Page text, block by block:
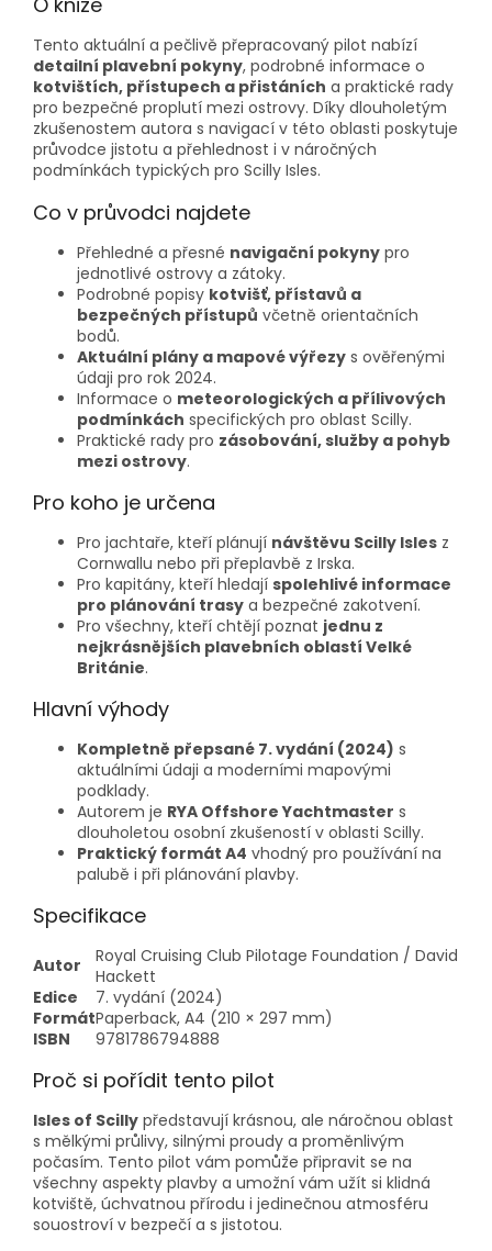
Tento aktuální a pečlivě přepracovaný pilot nabízí
detailní plavební pokyny, podrobné informace o
kotvištích, přístupech a přistáních a praktické rady
pro bezpečné proplutí mezi ostrovy. Díky dlouholetým
zkušenostem autora s navigací v této oblasti poskytuje
průvodce jistotu a přehlednost i v náročných
podmínkách typických pro Scilly Isles.
Co v průvodci najdete
Přehledné a přesné navigační pokyny pro
jednotlivé ostrovy a zátoky.
Podrobné popisy kotvišť, přístavů a
bezpečných přístupů včetně orientačních
bodů.
Aktuální plány a mapové výřezy s ověřenými
údaji pro rok 2024.
Informace o meteorologických a přílivových
podmínkách specifických pro oblast Scilly.
Praktické rady pro zásobování, služby a pohyb
mezi ostrovy.
Pro koho je určena
Pro jachtaře, kteří plánují návštěvu Scilly Isles z
Cornwallu nebo při přeplavbě z Irska.
Pro kapitány, kteří hledají spolehlivé informace
pro plánování trasy a bezpečné zakotvení.
Pro všechny, kteří chtějí poznat jednu z
nejkrásnějších plavebních oblastí Velké
Británie.
Hlavní výhody
Kompletně přepsané 7. vydání (2024) s
aktuálními údaji a moderními mapovými
podklady.
Autorem je RYA Offshore Yachtmaster s
dlouholetou osobní zkušeností v oblasti Scilly.
Praktický formát A4 vhodný pro používání na
palubě i při plánování plavby.
Specifikace
Autor
Royal Cruising Club Pilotage Foundation / David
Hackett
Edice
7. vydání (2024)
FormátPaperback, A4 (210 × 297 mm)
ISBN
9781786794888
Proč si pořídit tento pilot
Isles of Scilly představují krásnou, ale náročnou oblast
s mělkými průlivy, silnými proudy a proměnlivým
počasím. Tento pilot vám pomůže připravit se na
všechny aspekty plavby a umožní vám užít si klidná
kotviště, úchvatnou přírodu i jedinečnou atmosféru
souostroví v bezpečí a s jistotou.